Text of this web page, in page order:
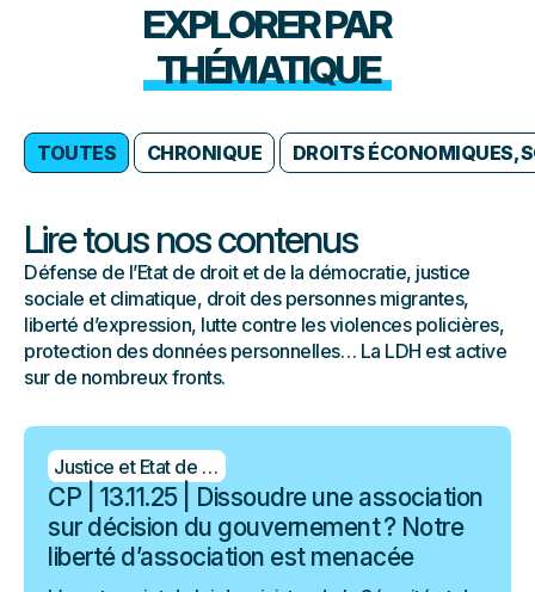
EXPLORER PAR
THÉMATIQUE
TOUTES CHRONIQUE DROITS ÉCONOMIQUES,
Lire tous nos contenus
Défense de l’Etat de droit et de la démocratie, justice
sociale et climatique, droit des personnes migrantes,
liberté d’expression, lutte contre les violences policières,
protection des données personnelles… La LDH est active
sur de nombreux fronts.
Justice et Etat de droit
CP | 13.11.25 | Dissoudre une association
sur décision du gouvernement ? Notre
liberté d’association est menacée